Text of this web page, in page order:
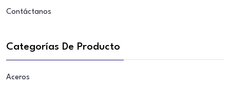
Contáctanos
Categorías De Producto
Aceros